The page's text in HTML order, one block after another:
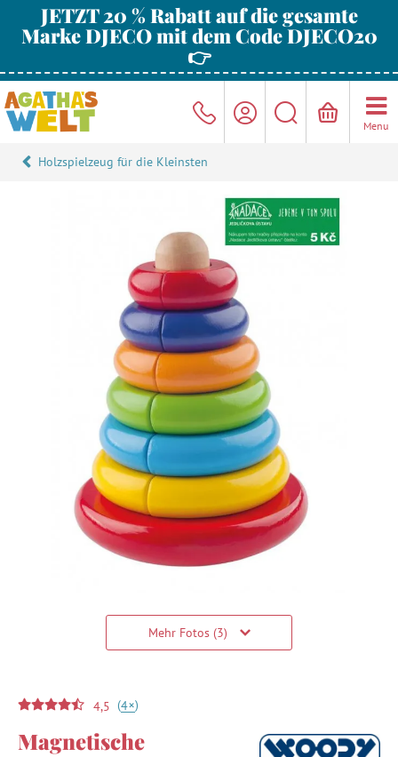
JETZT 20 % Rabatt auf die gesamte
Marke DJECO mit dem Code DJECO20
👉
Menu
Holzspielzeug für die Kleinsten
Mehr Fotos (3)
4,5 (4+)
Magnetische